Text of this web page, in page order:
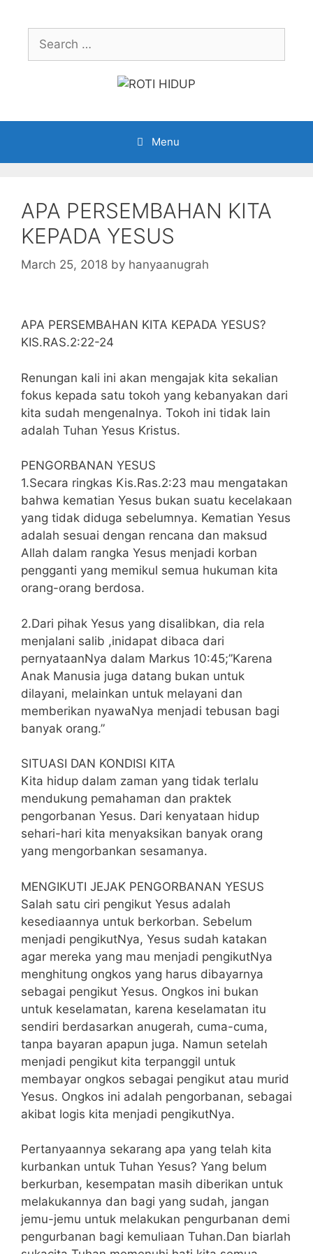
contentSearch
for:
Menu
APA PERSEMBAHAN KITA
KEPADA YESUS
March 25, 2018 by hanyaanugrah
APA PERSEMBAHAN KITA KEPADA YESUS?
KIS.RAS.2:22-24
Renungan kali ini akan mengajak kita sekalian
fokus kepada satu tokoh yang kebanyakan dari
kita sudah mengenalnya. Tokoh ini tidak lain
adalah Tuhan Yesus Kristus.
PENGORBANAN YESUS
1.Secara ringkas Kis.Ras.2:23 mau mengatakan
bahwa kematian Yesus bukan suatu kecelakaan
yang tidak diduga sebelumnya. Kematian Yesus
adalah sesuai dengan rencana dan maksud
Allah dalam rangka Yesus menjadi korban
pengganti yang memikul semua hukuman kita
orang-orang berdosa.
2.Dari pihak Yesus yang disalibkan, dia rela
menjalani salib ,inidapat dibaca dari
pernyataanNya dalam Markus 10:45;”Karena
Anak Manusia juga datang bukan untuk
dilayani, melainkan untuk melayani dan
memberikan nyawaNya menjadi tebusan bagi
banyak orang.”
SITUASI DAN KONDISI KITA
Kita hidup dalam zaman yang tidak terlalu
mendukung pemahaman dan praktek
pengorbanan Yesus. Dari kenyataan hidup
sehari-hari kita menyaksikan banyak orang
yang mengorbankan sesamanya.
MENGIKUTI JEJAK PENGORBANAN YESUS
Salah satu ciri pengikut Yesus adalah
kesediaannya untuk berkorban. Sebelum
menjadi pengikutNya, Yesus sudah katakan
agar mereka yang mau menjadi pengikutNya
menghitung ongkos yang harus dibayarnya
sebagai pengikut Yesus. Ongkos ini bukan
untuk keselamatan, karena keselamatan itu
sendiri berdasarkan anugerah, cuma-cuma,
tanpa bayaran apapun juga. Namun setelah
menjadi pengikut kita terpanggil untuk
membayar ongkos sebagai pengikut atau murid
Yesus. Ongkos ini adalah pengorbanan, sebagai
akibat logis kita menjadi pengikutNya.
Pertanyaannya sekarang apa yang telah kita
kurbankan untuk Tuhan Yesus? Yang belum
berkurban, kesempatan masih diberikan untuk
melakukannya dan bagi yang sudah, jangan
jemu-jemu untuk melakukan pengurbanan demi
pengurbanan bagi kemuliaan Tuhan.Dan biarlah